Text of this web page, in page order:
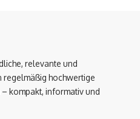
relevante und
hochwertige
kompakt, informativ und